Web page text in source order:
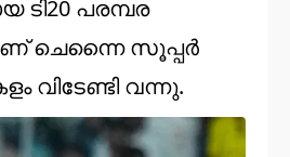
ടി20 പരമ്പര
ചെന്നൈ സൂപ്പര്‍
വിടേണ്ടി വന്നു.